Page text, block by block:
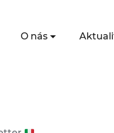
O nás